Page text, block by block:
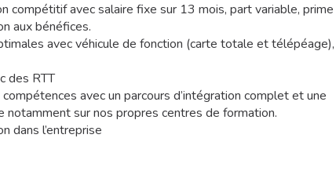
compétitif avec salaire fixe sur 13 mois, part variable, prime
aux bénéfices.
avec véhicule de fonction (carte totale et télépéage),
des RTT
avec un parcours d’intégration complet et une
notamment sur nos propres centres de formation.
dans l’entreprise